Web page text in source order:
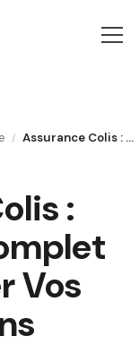
/ Assurance Colis : Guide 2026 Complet pour Protéger Vos Expéditions
:
Vos